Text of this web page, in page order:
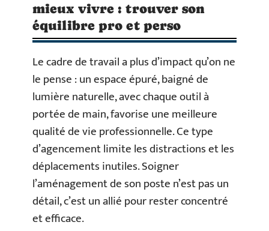
mieux vivre : trouver son
équilibre pro et perso
Le cadre de travail a plus d’impact qu’on ne
le pense : un espace épuré, baigné de
lumière naturelle, avec chaque outil à
portée de main, favorise une meilleure
qualité de vie professionnelle. Ce type
d’agencement limite les distractions et les
déplacements inutiles. Soigner
l’aménagement de son poste n’est pas un
détail, c’est un allié pour rester concentré
et efficace.